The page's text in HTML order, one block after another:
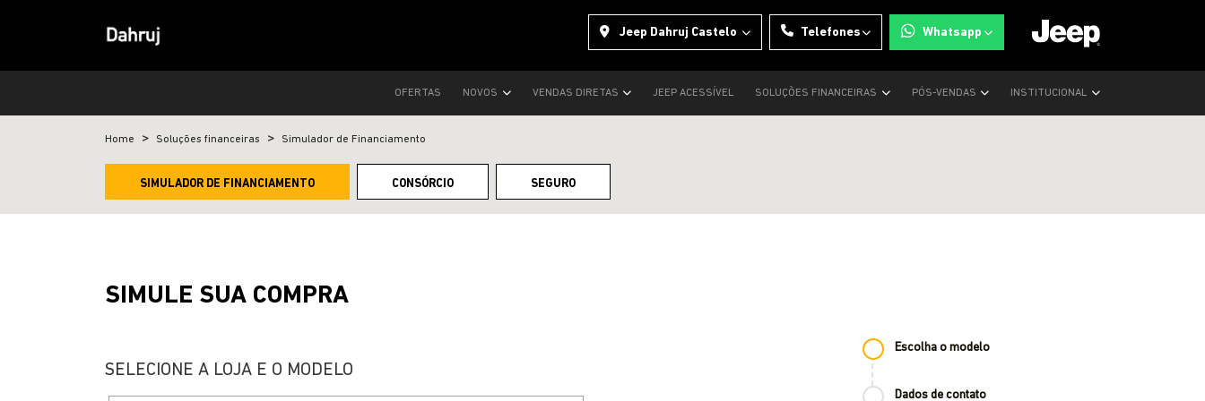
Jeep Dahruj Castelo Telefones Whatsapp
OFERTAS NOVOS VENDAS DIRETAS JEEP ACESSÍVEL SOLUÇÕES FINANCEIRAS PÓS-VENDAS INSTITUCIONAL
Home Soluções financeiras Simulador de Financiamento
SIMULADOR DE FINANCIAMENTO CONSÓRCIO SEGURO
SIMULE SUA COMPRA
SELECIONE A LOJA E O MODELO
Escolha o modelo
Dados de contato